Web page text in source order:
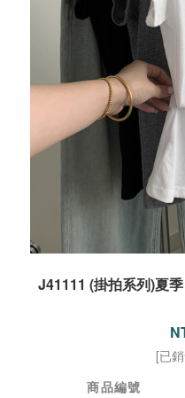
J41111 (掛拍系列)夏
[已
商品編號